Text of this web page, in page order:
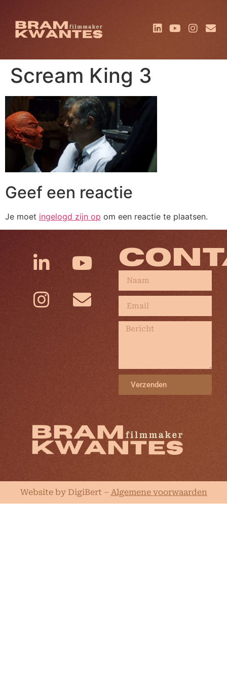
Scream King 3
Geef een reactie
Je moet ingelogd zijn op om een reactie te plaatsen.
Verzenden
Website by DigiBert – Algemene voorwaarden